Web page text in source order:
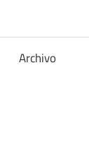
Archivo